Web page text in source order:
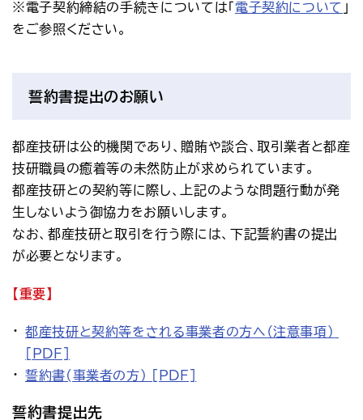
※電子契約締結の手続きについては「 電子契約について 」
をご参照ください。
誓約書提出のお願い
都産技研は公的機関であり、贈賄や談合、取引業者と都産
技研職員の癒着等の未然防止が求められています。
都産技研との契約等に際し、上記のような問題行動が発
生しないよう御協力をお願いします。
なお、都産技研と取引を行う際には、下記誓約書の提出
が必要となります。
【重要】
都産技研と契約等をされる事業者の方へ（注意事項）
[PDF]
誓約書(事業者の方） [PDF]
誓約書提出先